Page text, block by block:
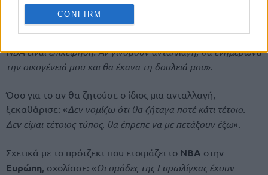
CONFIRM
πήγε από τοΝτάλαςστο Λος Άντζελες. Εμένα γιατί με
στέλνετε στοΝτιτρόιτ;» και αφού γέλασε, πρόσθεσε:
«Οοοοοοοόχι», ενώ υπογράμμισε σε πιο σοβαρό ύφος: Το
NBA είναι επιχείρηση. Αν γινόμουν ανταλλαγή, θα ενημέρωνα
την οικογένειά μου και θα έκανα τη δουλειά μου».
Όσο για το αν θα ζητούσε ο ίδιος μια ανταλλαγή,
ξεκαθάρισε: «Δεν νομίζω ότι θα ζήταγα ποτέ κάτι τέτοιο.
Δεν είμαι τέτοιος τύπος, θα έπρεπε να με πετάξουν έξω».
Σχετικά με το πρότζεκτ που ετοιμάζει το NBA στην
Ευρώπη , σχολίασε: «Οι ομάδες της Ευρωλίγκας έχουν